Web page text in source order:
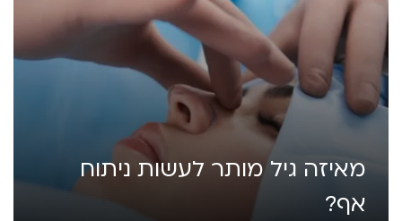
מאיזה גיל מותר לעשות ניתוח
אף?